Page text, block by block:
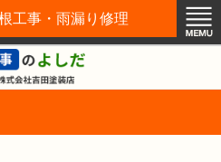
工事・雨漏り修理